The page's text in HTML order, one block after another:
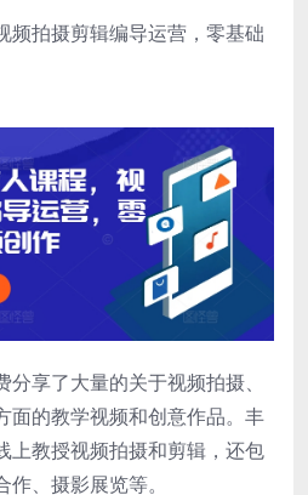
频拍摄剪辑编导运营，零基础
享了大量的关于视频拍摄、
面的教学视频和创意作品。丰
上教授视频拍摄和剪辑，还包
、摄影展览等。